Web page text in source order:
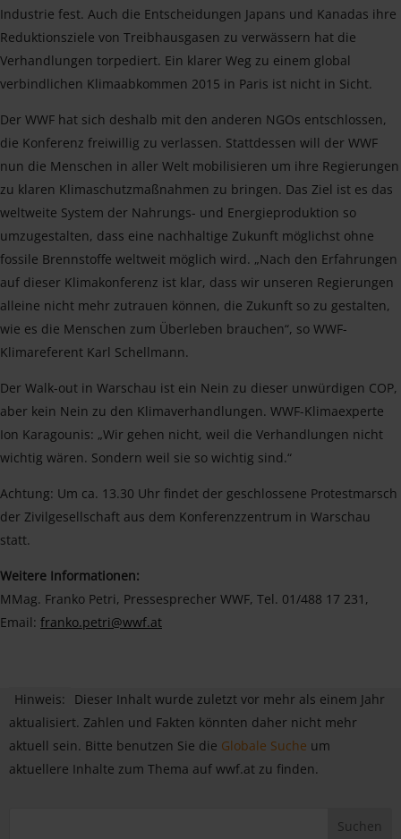
Industrie fest. Auch die Entscheidungen Japans und Kanadas ihre
Reduktionsziele von Treibhausgasen zu verwässern hat die
Verhandlungen torpediert. Ein klarer Weg zu einem global
verbindlichen Klimaabkommen 2015 in Paris ist nicht in Sicht.
Der WWF hat sich deshalb mit den anderen NGOs entschlossen,
die Konferenz freiwillig zu verlassen. Stattdessen will der WWF
nun die Menschen in aller Welt mobilisieren um ihre Regierungen
zu klaren Klimaschutzmaßnahmen zu bringen. Das Ziel ist es das
weltweite System der Nahrungs- und Energieproduktion so
umzugestalten, dass eine nachhaltige Zukunft möglichst ohne
fossile Brennstoffe weltweit möglich wird. „Nach den Erfahrungen
auf dieser Klimakonferenz ist klar, dass wir unseren Regierungen
alleine nicht mehr zutrauen können, die Zukunft so zu gestalten,
wie es die Menschen zum Überleben brauchen“, so WWF-
Klimareferent Karl Schellmann.
Der Walk-out in Warschau ist ein Nein zu dieser unwürdigen COP,
aber kein Nein zu den Klimaverhandlungen. WWF-Klimaexperte
Ion Karagounis: „Wir gehen nicht, weil die Verhandlungen nicht
wichtig wären. Sondern weil sie so wichtig sind.“
Achtung: Um ca. 13.30 Uhr findet der geschlossene Protestmarsch
der Zivilgesellschaft aus dem Konferenzzentrum in Warschau
statt.
Weitere Informationen:
MMag. Franko Petri, Pressesprecher WWF, Tel. 01/488 17 231,
Email: franko.petri@wwf.at
Hinweis:
Dieser Inhalt wurde zuletzt vor mehr als einem Jahr
aktualisiert. Zahlen und Fakten könnten daher nicht mehr
aktuell sein. Bitte benutzen Sie die Globale Suche um
aktuellere Inhalte zum Thema auf wwf.at zu finden.